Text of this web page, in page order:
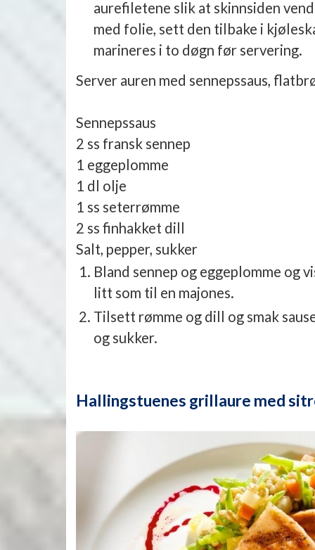
aurefiletene slik at skinnsiden
med folie, sett den tilbake i
marineres i to døgn før servering.
Server auren med sennepssaus,
Sennepssaus
2 ss fransk sennep
1 eggeplomme
1 dl olje
1 ss seterrømme
2 ss finhakket dill
Salt, pepper, sukker
Bland sennep og eggeplomme og
litt som til en majones.
Tilsett rømme og dill og smak
og sukker.
Hallingstuenes grillaure med